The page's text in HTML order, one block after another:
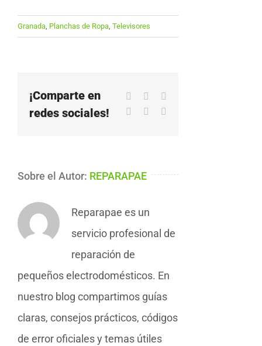
Granada, Planchas de Ropa, Televisores
¡Comparte en
redes sociales!
Facebook
WhatsApp
Pinterest
Sobre el Autor: REPARAPAE
Reparapae es un
servicio profesional de
reparación de
pequeños electrodomésticos. En
nuestro blog compartimos guías
claras, consejos prácticos, códigos
de error oficiales y temas útiles